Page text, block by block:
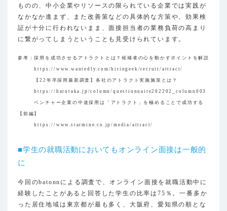
ものの、中小企業やリソースの限られている企業では実践が
なかなか進まず、また改善策などの具体的な方策や、効果検
証が十分に行われないまま、面接担当者の業務負荷の高まり
に繋がってしまうということも見受けられています。
参考：採用を成功させるアトラクトとは？候補者の心を動かすポイントを解説
https://www.wantedly.com/hiringeek/recruit/attract/
【22年卒採用最新調査】各社のアトラクト実施施策とは？
https://harutaka.jp/column/questionnaire202202_column003
ベンチャー企業の中途採用は「アトラクト」を極めることで成功する
【前編】
https://www.starmine.co.jp/media/attract/
■学生の就職活動においてもオンライン面接は一般的
に
今回のbatonnによる調査で、オンライン面接を就職活動中に
経験したことがあると回答した学生の比率は75％。一番多か
った居住地域は東京都が最も多く、大阪府、愛知県の順とな